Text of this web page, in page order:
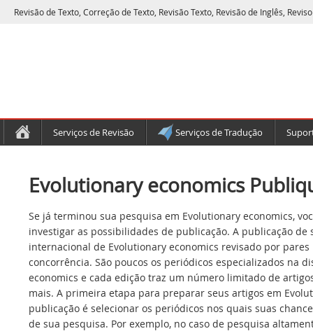
Revisão de Texto, Correção de Texto, Revisão Texto, Revisão de Inglês,
Serviços de Revisão Serviços de Tradução
Evolutionary economics
Se já terminou sua pesquisa em Evolutionary economics,
investigar as possibilidades de publicação. A publicação
internacional de Evolutionary economics revisado por
concorrência. São poucos os periódicos especializados na
economics e cada edição traz um número limitado de
mais. A primeira etapa para preparar seus artigos em
publicação é selecionar os periódicos nos quais suas
de sua pesquisa. Por exemplo, no caso de pesquisa